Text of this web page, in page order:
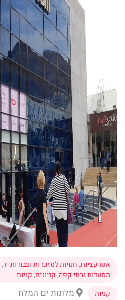
אטרקציות,חנויות למזכרות ועבודות יד,
מסעדות ובתי קפה,קניונים,קניות
קניות
מלונות ים המלח